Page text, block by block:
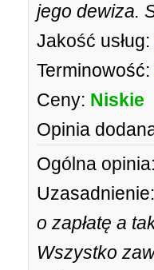
jego dewiza.
Jakość usług:
Terminowość:
Ceny: Niskie
Opinia
Ogólna opinia:
Uzasadnienie:
o zapłatę a
Wszystko